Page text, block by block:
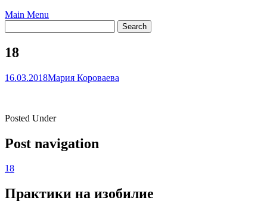
Main Menu
18
16.03.2018Мария Короваева
Posted Under
Post navigation
18
Практики на изобилие